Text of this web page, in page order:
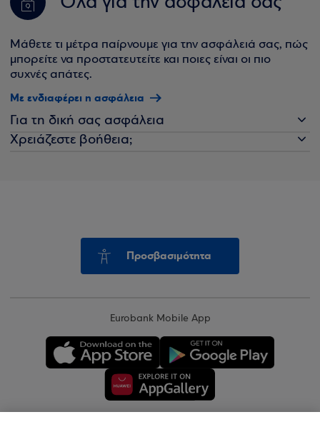
Μάθετε τι μέτρα παίρνουμε για την ασφάλειά σας, πώς
μπορείτε να προστατευτείτε και ποιες είναι οι πιο
συχνές απάτες.
Με ενδιαφέρει η ασφάλεια
Για τη δική σας ασφάλεια
Χρειάζεστε βοήθεια;
Προσβασιμότητα
Eurobank Mobile App